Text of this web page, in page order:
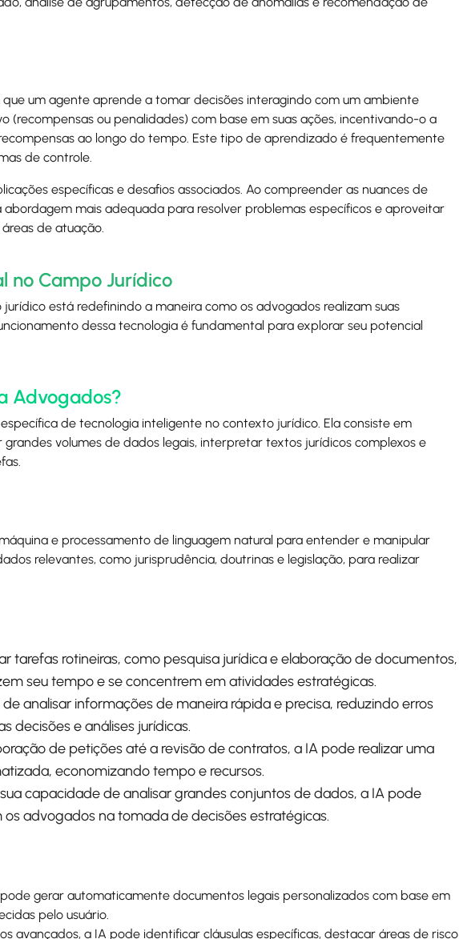
um agente aprende a tomar decisões interagindo com um ambiente
(recompensas ou penalidades) com base em suas ações, incentivando-o a
ao longo do tempo. Este tipo de aprendizado é frequentemente
de controle.
específicas e desafios associados. Ao compreender as nuances de
mais adequada para resolver problemas específicos e aproveitar
de atuação.
no Campo Jurídico
está redefinindo a maneira como os advogados realizam suas
dessa tecnologia é fundamental para explorar seu potencial
Advogados?
de tecnologia inteligente no contexto jurídico. Ela consiste em
volumes de dados legais, interpretar textos jurídicos complexos e
e processamento de linguagem natural para entender e manipular
relevantes, como jurisprudência, doutrinas e legislação, para realizar
tarefas rotineiras, como pesquisa jurídica e elaboração de documentos,
seu tempo e se concentrem em atividades estratégicas.
de analisar informações de maneira rápida e precisa, reduzindo erros
decisões e análises jurídicas.
de petições até a revisão de contratos, a IA pode realizar uma
economizando tempo e recursos.
capacidade de analisar grandes conjuntos de dados, a IA pode
advogados na tomada de decisões estratégicas.
gerar automaticamente documentos legais personalizados com base em
pelo usuário.
avançados, a IA pode identificar cláusulas específicas, destacar áreas de risco